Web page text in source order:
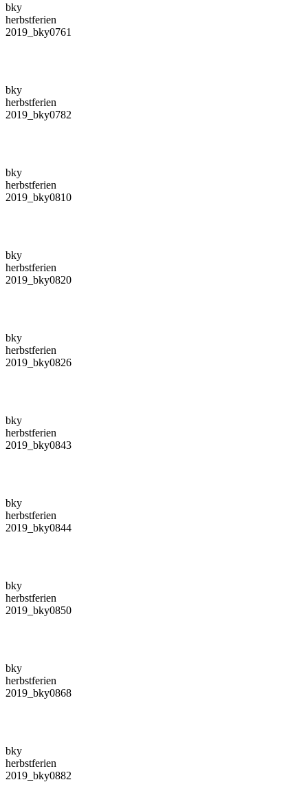
bky
herbstferien
2019_bky0761
bky
herbstferien
2019_bky0782
bky
herbstferien
2019_bky0810
bky
herbstferien
2019_bky0820
bky
herbstferien
2019_bky0826
bky
herbstferien
2019_bky0843
bky
herbstferien
2019_bky0844
bky
herbstferien
2019_bky0850
bky
herbstferien
2019_bky0868
bky
herbstferien
2019_bky0882